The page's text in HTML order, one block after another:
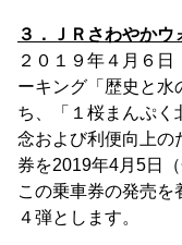
３．ＪＲさわやか
２０１９年４月６
ーキング「歴史と水
ち、「１桜まんぷく
念および利便向上の
券を2019年4月5日
この乗車券の発売
４弾とします。